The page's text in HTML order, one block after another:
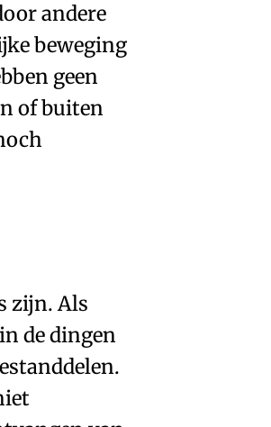
andere
beweging
geen
of buiten
zijn. Als
de dingen